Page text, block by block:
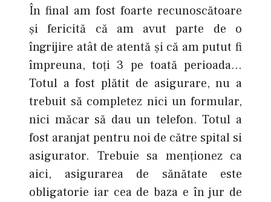
În final am fost foarte recunoscătoare
şi fericită că am avut parte de o
îngrijire atât de atentă şi că am putut fi
împreuna, toți 3 pe toată perioada…
Totul a fost plătit de asigurare, nu a
trebuit să completez nici un formular,
nici măcar să dau un telefon. Totul a
fost aranjat pentru noi de către spital si
asigurator. Trebuie sa menționez ca
aici, asigurarea de sănătate este
obligatorie iar cea de baza e în jur de